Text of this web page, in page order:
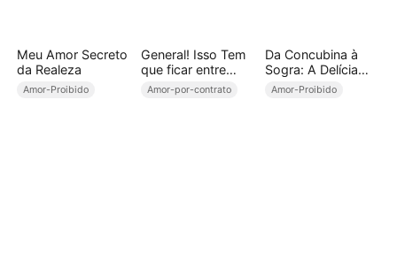
Meu Amor Secreto
da Realeza
Amor-Proibido
General! Isso Tem
que ficar entre
Nós...
Amor-por-contrato
Da Concubina à
Sogra: A Delícia
Suprema ao
Amor-Proibido